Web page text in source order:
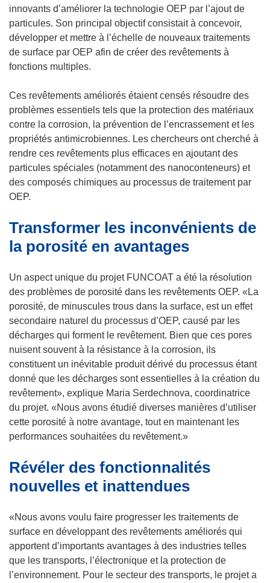
v
e
l
ê
s
’
o
u
e
d
a
n
s
u
n
o
v
l
l
e
f
e
n
ê
t
r
e
)
innovants d’améliorer la technologie OEP par l’ajout de
particules. Son principal objectif consistait à concevoir,
développer et mettre à l’échelle de nouveaux traitements
de surface par OEP afin de créer des revêtements à
fonctions multiples.
Ces revêtements améliorés étaient censés résoudre des
problèmes essentiels tels que la protection des matériaux
contre la corrosion, la prévention de l’encrassement et les
propriétés antimicrobiennes. Les chercheurs ont cherché à
rendre ces revêtements plus efficaces en ajoutant des
particules spéciales (notamment des nanoconteneurs) et
des composés chimiques au processus de traitement par
OEP.
Transformer les inconvénients de
la porosité en avantages
Un aspect unique du projet FUNCOAT a été la résolution
des problèmes de porosité dans les revêtements OEP. «La
porosité, de minuscules trous dans la surface, est un effet
secondaire naturel du processus d’OEP, causé par les
décharges qui forment le revêtement. Bien que ces pores
nuisent souvent à la résistance à la corrosion, ils
constituent un inévitable produit dérivé du processus étant
donné que les décharges sont essentielles à la création du
revêtement», explique Maria Serdechnova, coordinatrice
du projet. «Nous avons étudié diverses manières d’utiliser
cette porosité à notre avantage, tout en maintenant les
performances souhaitées du revêtement.»
Révéler des fonctionnalités
nouvelles et inattendues
«Nous avons voulu faire progresser les traitements de
surface en développant des revêtements améliorés qui
apportent d’importants avantages à des industries telles
que les transports, l’électronique et la protection de
l’environnement. Pour le secteur des transports, le projet a